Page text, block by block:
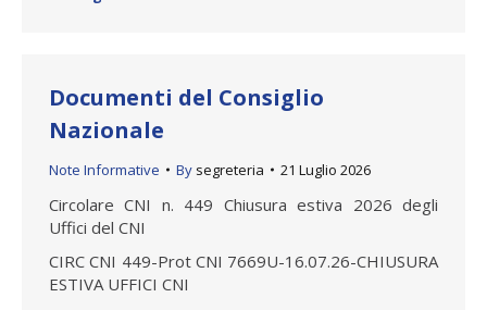
Documenti del Consiglio
Nazionale
Note Informative By segreteria 21 Luglio 2026
Circolare CNI n. 449 Chiusura estiva 2026 degli
Uffici del CNI
CIRC CNI 449-Prot CNI 7669U-16.07.26-CHIUSURA
ESTIVA UFFICI CNI